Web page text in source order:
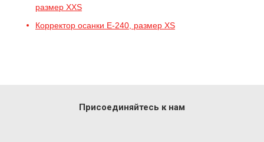
размер XXS
Корректор осанки E-240, размер XS
Присоединяйтесь к нам